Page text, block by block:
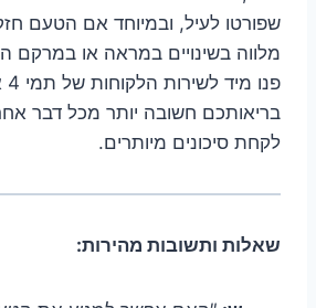
שפורטו לעיל, ובמיוחד אם הטעם
מלווה בשינויים במראה או במרקם
פנו מיד לשירות הלקוחות של תמי 4 או לטכנאי מוסמך.
בריאותכם חשובה יותר מכל דבר
לקחת סיכונים מיותרים.
שאלות ותשובות מהירות: